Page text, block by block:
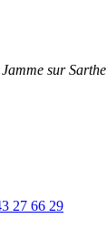
sur Sarthe
27 66 29